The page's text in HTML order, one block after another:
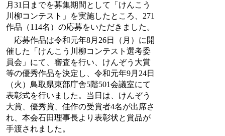
月31日までを募集期間として「けんこう
川柳コンテスト」を実施したところ、271
作品（114名）の応募をいただきました。
応募作品は令和元年8月26日（月）に開
催した「けんこう川柳コンテスト選考委
員会」にて、審査を行い、けんぞう大賞
等の優秀作品を決定し、令和元年9月24日
（火）鳥取県東部庁舎5階501会議室にて
表彰式を行いました。当日は、けんぞう
大賞、優秀賞、佳作の受賞者4名が出席さ
れ、本会石田理事長より表彰状と賞品が
手渡されました。